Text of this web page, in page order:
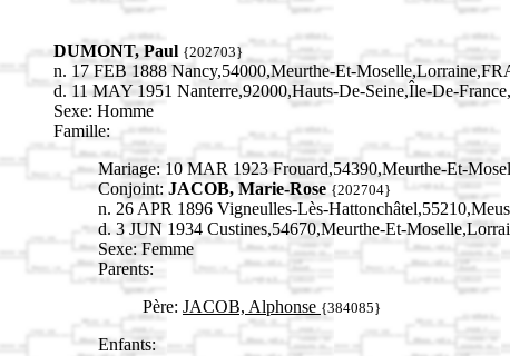
DUMONT, Paul {202703}
n. 17 FEB 1888 Nancy,54000,Meurthe-Et-
d. 11 MAY 1951 Nanterre,92000,Hauts-De-Seine,Île-De-
Sexe: Homme
Famille:
Mariage: 10 MAR 1923 Frouard,54390,Meurthe-Et-
Conjoint: JACOB, Marie-Rose {202704}
n. 26 APR 1896 Vigneulles-Lès-
d. 3 JUN 1934 Custines,54670,Meurthe-Et-
Sexe: Femme
Parents:
Père: JACOB, Alphonse {384085}
Enfants: